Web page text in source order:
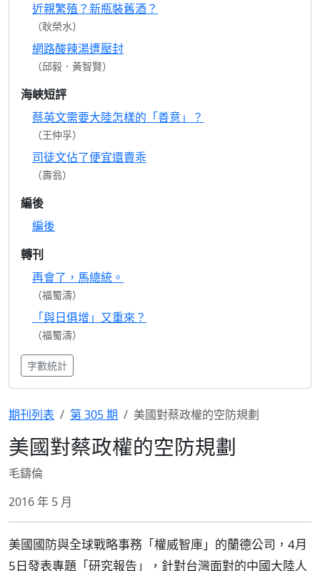
近親繁殖？新瓶裝舊酒？
（耿榮水）
網路酸辣湯遭壓封
（邱毅．黃智賢）
海峽短評
蔡英文需要大陸怎樣的「善意」？
（王仲孚）
司徒文佔了便宜還賣乖
（壽翁）
編後
編後
轉刊
再會了，馬總統。
（福蜀濤）
「與日俱增」又重來？
（福蜀濤）
字數統計
期刊列表 第 305 期 美國對蔡政權的空防規劃
美國對蔡政權的空防規劃
毛鑄倫
2016 年 5 月
美國國防與全球戰略事務「權威智庫」的蘭德公司，4月
5日發表專題「研究報告」，針對台灣面對的中國大陸人